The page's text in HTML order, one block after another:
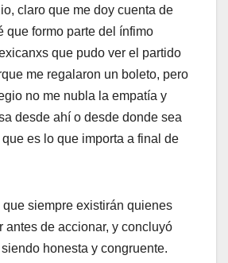
claro que me doy cuenta de
que formo parte del ínfimo
que pudo ver el partido
me regalaron un boleto, pero
no me nubla la empatía y
desde ahí o desde donde sea
es lo que importa a final de
siempre existirán quienes
antes de accionar, y concluyó
honesta y congruente.